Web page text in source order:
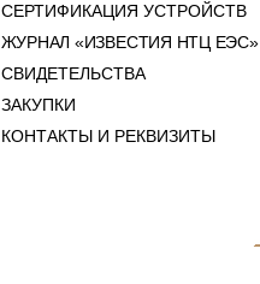
СЕРТИФИКАЦИЯ УСТРОЙСТВ
ЖУРНАЛ «ИЗВЕСТИЯ НТЦ ЕЭС»
СВИДЕТЕЛЬСТВА
ЗАКУПКИ
КОНТАКТЫ И РЕКВИЗИТЫ